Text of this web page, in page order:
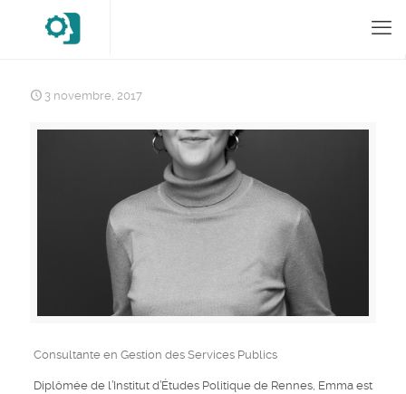
3 novembre, 2017
Consultante en Gestion des Services Publics
Diplômée de l’Institut d’Études Politique de Rennes, Emma est